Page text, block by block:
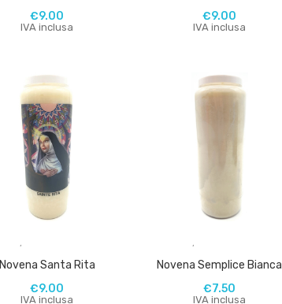
€9.00
IVA inclusa
€9.00
IVA inclusa
,
Novena Santa Rita
€9.00
IVA inclusa
,
Novena Semplice Bianca
€7.50
IVA inclusa